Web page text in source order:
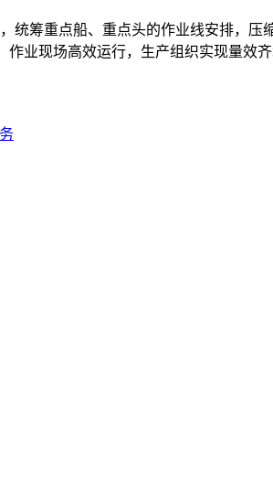
统筹重点船、重点头的作业线安排，压
业现场高效运行，生产组织实现量效